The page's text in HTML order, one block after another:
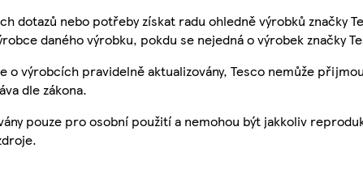
dotazů nebo potřeby získat radu ohledně výrobků značky
daného výrobku, pokdu se nejedná o výrobek značky
o výrobcích pravidelně aktualizovány, Tesco nemůže
dle zákona.
pouze pro osobní použití a nemohou být jakkoliv